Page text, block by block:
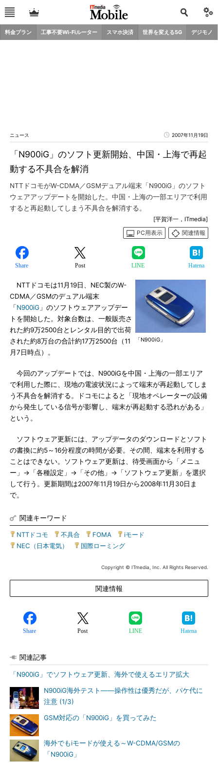
料金プラン 工事不要Wi-Fiルーター スマホ決済 世界を変える5G デジモノ
ニュース 2007年11月19日
「N900iG」のソフト更新開始、中国・上海で再起
動する不具合を解消
NTTドコモがW-CDMA／GSMデュアル端末「N900iG」のソフト
ウェアアップデートを開始した。中国・上海の一部エリアで利用
すると再起動してしまう不具合を解消する。
[平賀洋一，ITmedia]
PC用表示
関連情報
Share Post LINE Hatena
「N900iG」
NTTドコモは11月19日、NEC製のW-
CDMA／GSMのデュアル端末
「N900iG 」のソフトウェアアップデー
トを開始した。対象台数は、一般販売さ
れた約9万2500台とレンタル目的で出荷
された約8万台の合計約17万2500台（11
月7日時点）。
今回のアップデートでは、N900iGを中国・上海の一部エリア
で利用した際に、現地の電波状況によって端末が再起動してしま
う不具合を解消する。ドコモによると「現地オペレーターの設備
から発生している信号が影響し、端末が再起動する恐れがある」
という。
ソフトウェア更新には、アップデータのダウンロードとソフト
の書換に約5～16分程度の時間が必要。その間、端末を利用する
ことはできない。ソフトウェア更新は、待受画面から「メニュ
ー」→「各種設定」→「その他」→「ソフトウェア更新」を選択
して行う。更新期間は2007年11月19日から2008年11月30日ま
で。
関連キーワード
NTTドコモ 不具合 FOMA iモード
NEC（日本電気）
国際ローミング
Copyright © ITmedia, Inc. All Rights Reserved.
関連情報
Share Post LINE Hatena
関連記事
「N900iG」でソフトウェア更新、海外で使えるエリア拡大
N900iG海外テスト――操作性は優秀だが、パケ代に
注意 (1/3)
GSM対応の「N900iG」を買ってみた
海外でもiモードが使える～W-CDMA/GSMの
「N900iG」